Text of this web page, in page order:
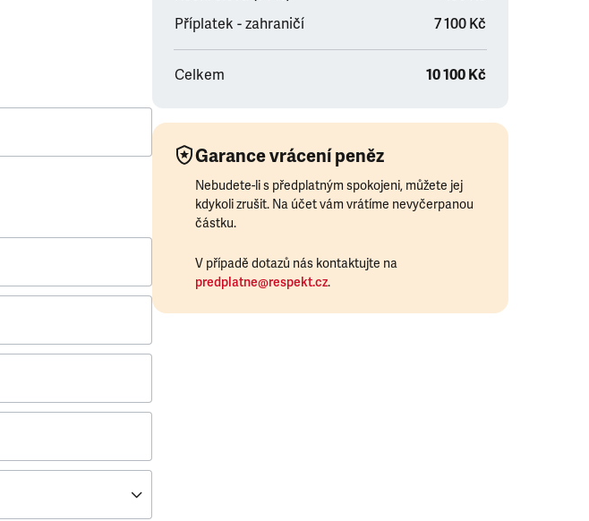
Příplatek - zahraničí
7 100 Kč
Celkem 10 100 Kč
Garance vrácení peněz
Nebudete-li s předplatným spokojeni, můžete jej
kdykoli zrušit. Na účet vám vrátíme nevyčerpanou
částku.
V případě dotazů nás kontaktujte na
predplatne@respekt.cz.